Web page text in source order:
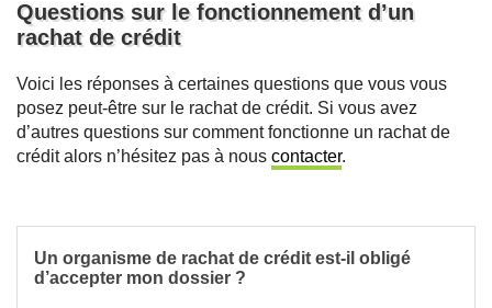
Questions sur le fonctionnement d’un
rachat de crédit
Voici les réponses à certaines questions que vous vous
posez peut-être sur le rachat de crédit. Si vous avez
d’autres questions sur comment fonctionne un rachat de
crédit alors n’hésitez pas à nous contacter.
Un organisme de rachat de crédit est-il obligé
d’accepter mon dossier ?